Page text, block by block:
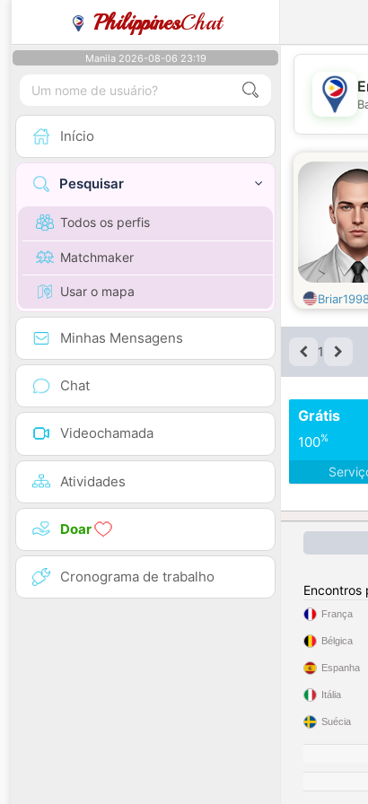
PhilippinesChat
Manila 2026-08-06 23:19
Início
Pesquisar
Todos os perfis
Matchmaker
Usar o mapa
Minhas Mensagens
Chat
Videochamada
Atividades
Doar
Cronograma de trabalho
1
Grátis
100%
Encontros
França
Bélgica
Espanha
Itália
Suécia